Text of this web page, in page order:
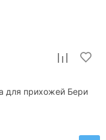
для прихожей Бери